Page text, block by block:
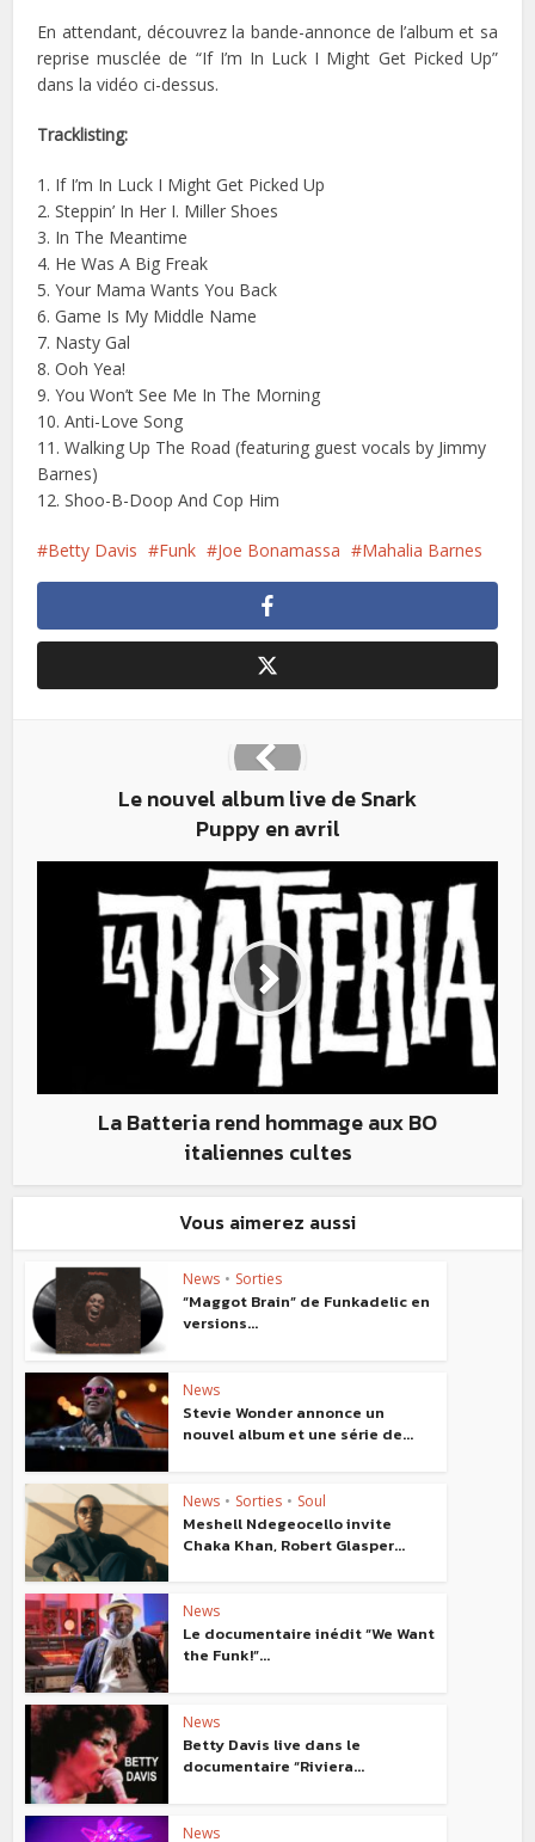
En attendant, découvrez la bande-annonce de l’album et sa
reprise musclée de “If I’m In Luck I Might Get Picked Up”
dans la vidéo ci-dessus.
Tracklisting:
1. If I’m In Luck I Might Get Picked Up
2. Steppin’ In Her I. Miller Shoes
3. In The Meantime
4. He Was A Big Freak
5. Your Mama Wants You Back
6. Game Is My Middle Name
7. Nasty Gal
8. Ooh Yea!
9. You Won’t See Me In The Morning
10. Anti-Love Song
11. Walking Up The Road (featuring guest vocals by Jimmy
Barnes)
12. Shoo-B-Doop And Cop Him
Betty Davis Funk Joe Bonamassa Mahalia Barnes
Le nouvel album live de Snark
Puppy en avril
La Batteria rend hommage aux BO
italiennes cultes
Vous aimerez aussi
News • Sorties
“Maggot Brain” de Funkadelic en
versions...
News
Stevie Wonder annonce un
nouvel album et une série de...
News • Sorties • Soul
Meshell Ndegeocello invite
Chaka Khan, Robert Glasper...
News
Le documentaire inédit “We Want
the Funk!”...
News
Betty Davis live dans le
documentaire “Riviera...
News